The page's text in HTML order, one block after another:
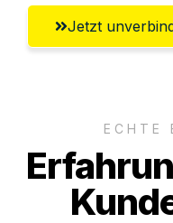
Jetzt
ECHTE